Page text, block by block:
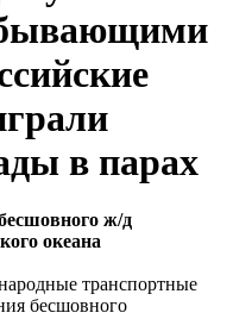
в парах
ж/д
океана
транспортные
бесшовного